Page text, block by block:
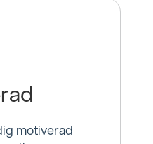
motiverad